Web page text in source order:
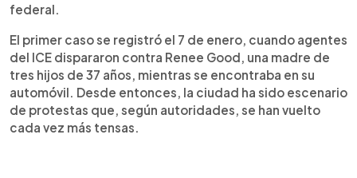
federal.
El primer caso se registró el 7 de enero, cuando agentes
del ICE dispararon contra Renee Good, una madre de
tres hijos de 37 años, mientras se encontraba en su
automóvil. Desde entonces, la ciudad ha sido escenario
de protestas que, según autoridades, se han vuelto
cada vez más tensas.